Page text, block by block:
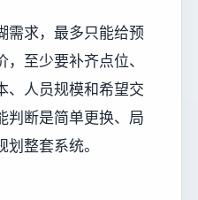
需求，最多只能给预
至少要补齐点位、
、人员规模和希望交
判断是简单更换、局
整套系统。